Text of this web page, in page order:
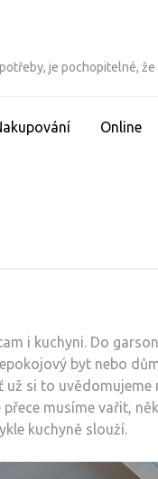
je pochopitelné,
Online
i kuchyni. Do
byt nebo
si to uvědomujeme
musíme vařit,
kuchyně slouží.